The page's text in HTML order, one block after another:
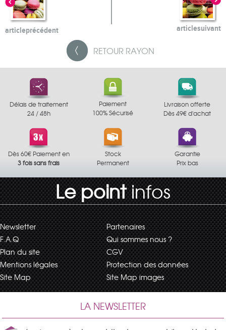
articleprécédent articlesuivant
RETOUR RAYON
Délais de traitement
24 / 48h
Paiement
100% Sécurisé
Livraison offerte
Dès 49€ d'achat
Dès 60€ Paiement en
3 fois sans frais
Stock
Permanent
Garantie
Prix bas
Le pointinfos
Newsletter
Partenaires
F.A.Q
Qui sommes nous ?
Plan du site
CGV
Mentions légales
Protection des données
Site Map
Site Map images
LA NEWSLETTER